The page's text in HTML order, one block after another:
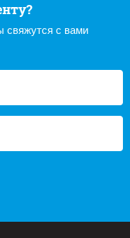
свяжутся с вами